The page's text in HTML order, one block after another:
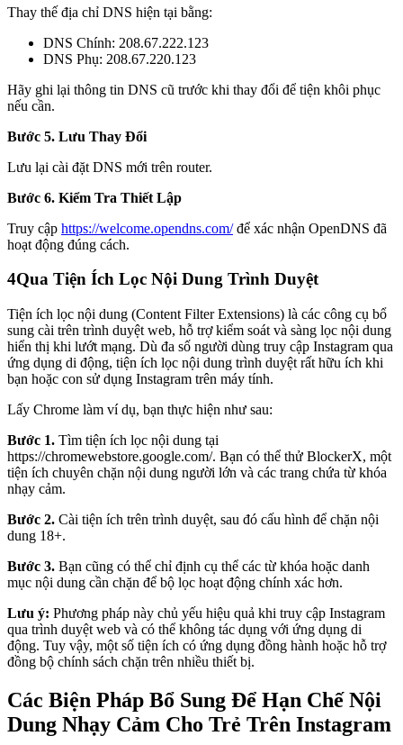
Thay thế địa chỉ DNS hiện tại bằng:
DNS Chính: 208.67.222.123
DNS Phụ: 208.67.220.123
Hãy ghi lại thông tin DNS cũ trước khi thay đổi để tiện khôi phục
nếu cần.
Bước 5. Lưu Thay Đổi
Lưu lại cài đặt DNS mới trên router.
Bước 6. Kiểm Tra Thiết Lập
Truy cập https://welcome.opendns.com/để xác nhận OpenDNS đã
hoạt động đúng cách.
4Qua Tiện Ích Lọc Nội Dung Trình Duyệt
Tiện ích lọc nội dung (Content Filter Extensions) là các công cụ bổ
sung cài trên trình duyệt web, hỗ trợ kiểm soát và sàng lọc nội dung
hiển thị khi lướt mạng. Dù đa số người dùng truy cập Instagram qua
ứng dụng di động, tiện ích lọc nội dung trình duyệt rất hữu ích khi
bạn hoặc con sử dụng Instagram trên máy tính.
Lấy Chrome làm ví dụ, bạn thực hiện như sau:
Bước 1. Tìm tiện ích lọc nội dung tại
https://chromewebstore.google.com/. Bạn có thể thử BlockerX, một
tiện ích chuyên chặn nội dung người lớn và các trang chứa từ khóa
nhạy cảm.
Bước 2. Cài tiện ích trên trình duyệt, sau đó cấu hình để chặn nội
dung 18+.
Bước 3. Bạn cũng có thể chỉ định cụ thể các từ khóa hoặc danh
mục nội dung cần chặn để bộ lọc hoạt động chính xác hơn.
Lưu ý: Phương pháp này chủ yếu hiệu quả khi truy cập Instagram
qua trình duyệt web và có thể không tác dụng với ứng dụng di
động. Tuy vậy, một số tiện ích có ứng dụng đồng hành hoặc hỗ trợ
đồng bộ chính sách chặn trên nhiều thiết bị.
Các Biện Pháp Bổ Sung Để Hạn Chế Nội
Dung Nhạy Cảm Cho Trẻ Trên Instagram